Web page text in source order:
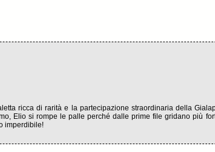
ricca di rarità e la partecipazione straordinaria della
Elio si rompe le palle perché dalle prime file gridano più
imperdibile!